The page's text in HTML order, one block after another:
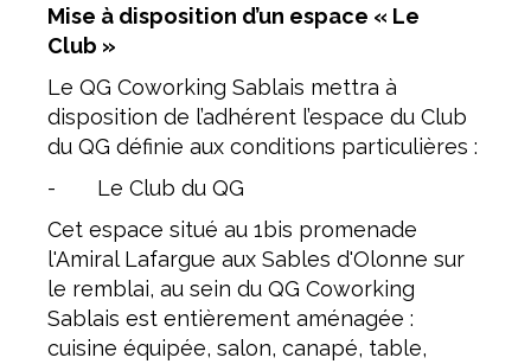
Mise à disposition d’un espace « Le
Club »
Le QG Coworking Sablais mettra à
disposition de l’adhérent l’espace du Club
du QG définie aux conditions particulières :
- Le Club du QG
Cet espace situé au 1bis promenade
l'Amiral Lafargue aux Sables d'Olonne sur
le remblai, au sein du QG Coworking
Sablais est entièrement aménagée :
cuisine équipée, salon, canapé, table,